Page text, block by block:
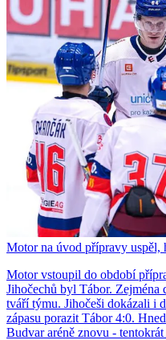
Motor na úvod přípravy uspěl,
Motor vstoupil do období
Jihočechů byl Tábor. Zejména
tváří týmu. Jihočeši dokázali i
zápasu porazit Tábor 4:0.
Budvar aréně znovu -